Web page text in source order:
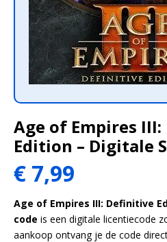
Age of Empires
Edition – Digitale
€ 7,99
Age of Empires III: Definitive
code is een digitale licentiecode
aankoop ontvang je de code